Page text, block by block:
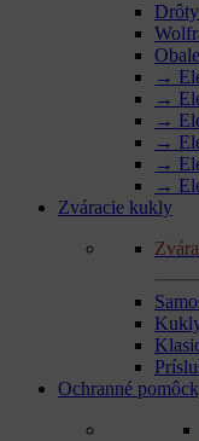
→
→
→
→
→
→
Zváracie kukly
Ochranné